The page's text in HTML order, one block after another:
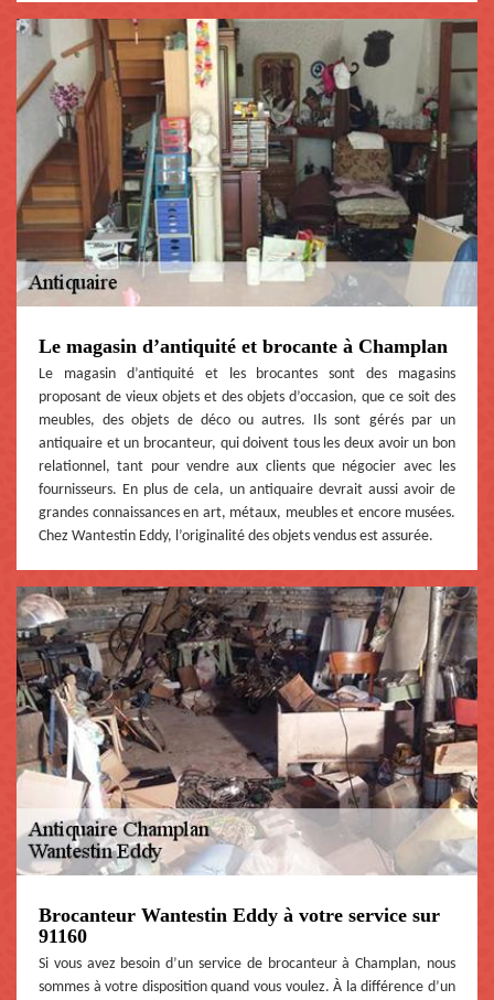
Le magasin d’antiquité et brocante à Champlan
Le magasin d’antiquité et les brocantes sont des magasins
proposant de vieux objets et des objets d’occasion, que ce soit des
meubles, des objets de déco ou autres. Ils sont gérés par un
antiquaire et un brocanteur, qui doivent tous les deux avoir un bon
relationnel, tant pour vendre aux clients que négocier avec les
fournisseurs. En plus de cela, un antiquaire devrait aussi avoir de
grandes connaissances en art, métaux, meubles et encore musées.
Chez Wantestin Eddy, l’originalité des objets vendus est assurée.
Brocanteur Wantestin Eddy à votre service sur
91160
Si vous avez besoin d’un service de brocanteur à Champlan, nous
sommes à votre disposition quand vous voulez. À la différence d’un